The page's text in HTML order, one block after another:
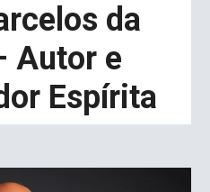
da
Autor e
Espírita